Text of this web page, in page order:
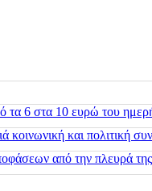
6 στα 10 ευρώ του
και πολιτική
από την πλευρά της